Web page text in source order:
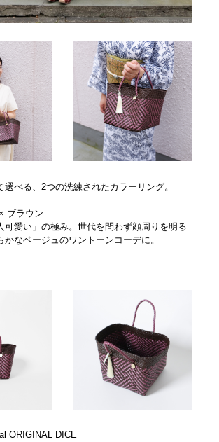
選べる、2つの洗練されたカラーリング。
ブラウン
可愛い」の極み。世代を問わず顔周りを明る
かなベージュのワントーンコーデに。
ORIGINAL DICE